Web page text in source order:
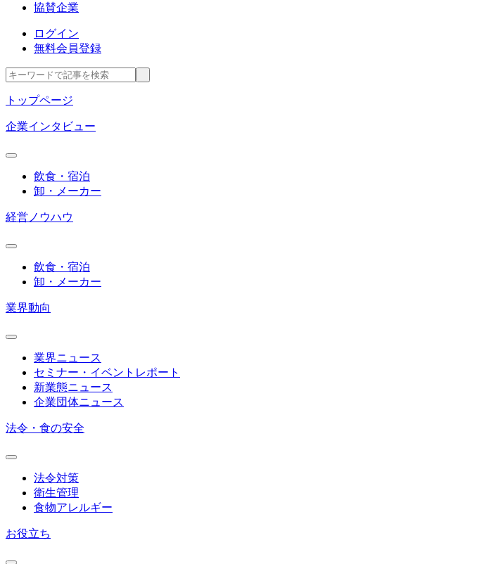
協賛企業
ログイン
無料会員登録
トップページ
企業インタビュー
飲食・宿泊
卸・メーカー
経営ノウハウ
飲食・宿泊
卸・メーカー
業界動向
業界ニュース
セミナー・イベントレポート
新業態ニュース
企業団体ニュース
法令・食の安全
法令対策
衛生管理
食物アレルギー
お役立ち